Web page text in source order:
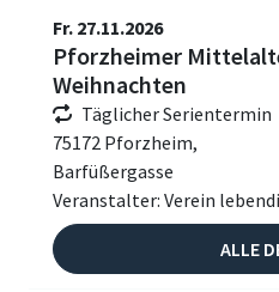
Fr. 27.11.2026
Pforzheimer
Weihnachten
Täglicher Serientermin
75172 Pforzheim,
Barfüßergasse
Veranstalter: Verein
ALLE